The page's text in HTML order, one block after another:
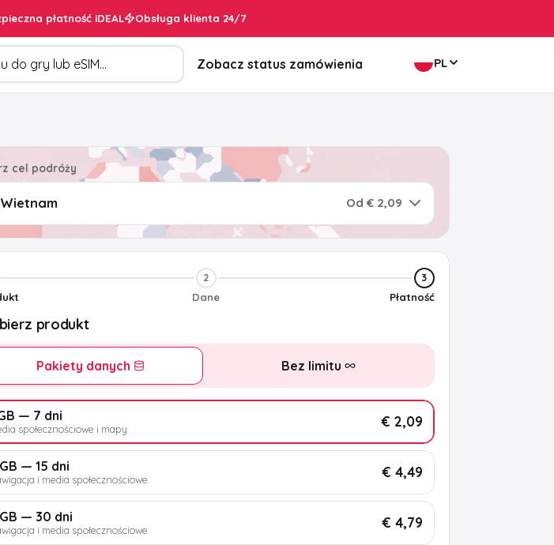
płatność iDEAL Obsługa klienta 24/7
Zobacz status zamówienia PL
cel podróży
Od € 2,09
2
Dane
3
Płatność
produkt
Pakiety danych Bez limitu
— 7 dni
społecznościowe i mapy € 2,09
— 15 dni
i media społecznościowe € 4,49
— 30 dni
i media społecznościowe € 4,79